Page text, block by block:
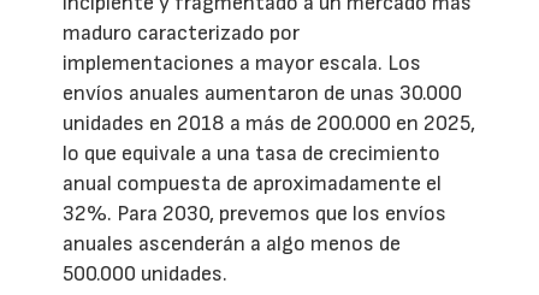
maduro caracterizado por
implementaciones a mayor escala. Los
envíos anuales aumentaron de unas 30.000
unidades en 2018 a más de 200.000 en 2025,
lo que equivale a una tasa de crecimiento
anual compuesta de aproximadamente el
32%. Para 2030, prevemos que los envíos
anuales ascenderán a algo menos de
500.000 unidades.